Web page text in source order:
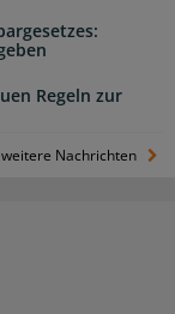
Regeln zur
weitere Nachrichten